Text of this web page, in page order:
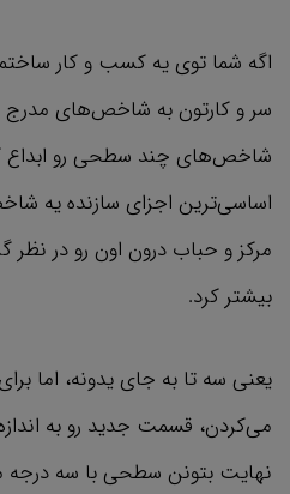
اگه شما توی یه کسب و کار
سر و کارتون به شاخص‌های مدرج
شاخص‌های چند سطحی رو ابداع
اساسی‌ترین اجزای سازنده یه
مرکز و حباب درون اون رو در
بیشتر کرد.
یعنی سه تا به جای یدونه، اما
می‌کردن، قسمت جدید رو به
نهایت بتونن سطحی با سه